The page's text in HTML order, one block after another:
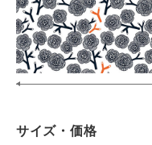
サイズ・価格